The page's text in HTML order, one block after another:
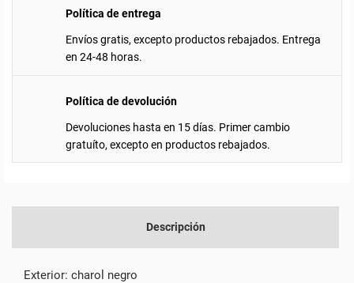
Política de entrega
Envíos gratis, excepto productos rebajados. Entrega
en 24-48 horas.
Política de devolución
Devoluciones hasta en 15 días. Primer cambio
gratuíto, excepto en productos rebajados.
Descripción
Exterior: charol negro